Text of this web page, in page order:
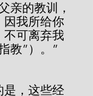
亲的教训，
因我所给你
不可离弃我
教”）。”